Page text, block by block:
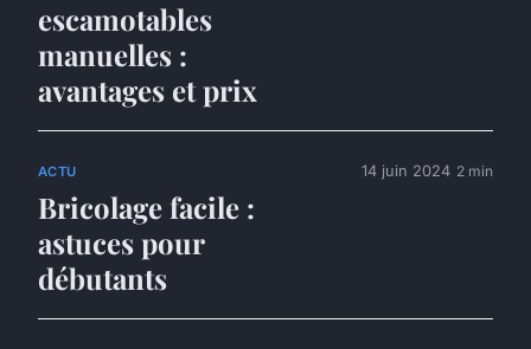
escamotables
manuelles :
avantages et prix
ACTU
Bricolage facile :
astuces pour
débutants
14 juin 2024 2 min